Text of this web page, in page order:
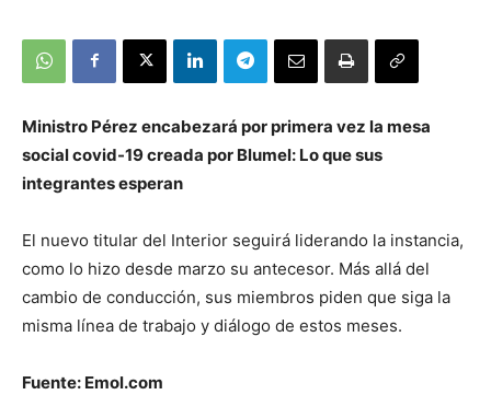
Ministro Pérez encabezará por primera vez la mesa
social covid-19 creada por Blumel: Lo que sus
integrantes esperan
El nuevo titular del Interior seguirá liderando la instancia,
como lo hizo desde marzo su antecesor. Más allá del
cambio de conducción, sus miembros piden que siga la
misma línea de trabajo y diálogo de estos meses.
Fuente: Emol.com